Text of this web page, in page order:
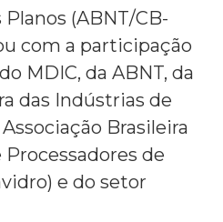
(ABNT/CB-
com a participação
MDIC, da ABNT, da
das Indústrias de
Brasileira
de
e do setor